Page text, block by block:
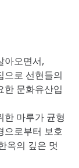
아오면서,
으로 선현들의
한 문화유산입
한 마루가 균형
으로부터 보호
옥의 깊은 멋